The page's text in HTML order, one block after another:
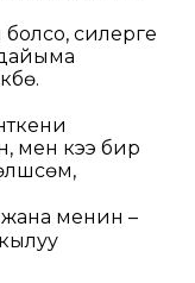
силерге
мен кээ бир
менин –